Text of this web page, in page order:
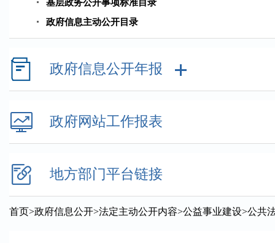
基层政务公开事项标准目录
政府信息主动公开目录
政府信息公开年报
政府网站工作报表
地方部门平台链接
首页>政府信息公开>法定主动公开内容>公益事业建设>公共